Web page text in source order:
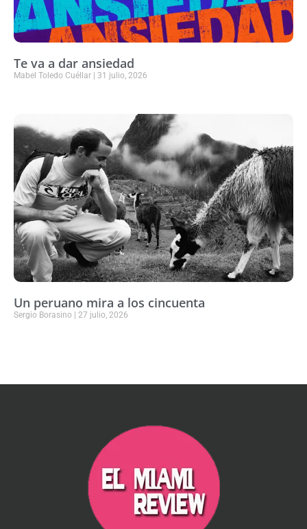
Te va a dar ansiedad
Mabel Toledo Cuéllar 31 julio, 2026
Un peruano mira a los cincuenta
Sergio Borasino 27 julio, 2026